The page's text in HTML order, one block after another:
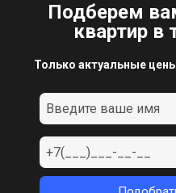
Подберем
квартир в
Только актуальные